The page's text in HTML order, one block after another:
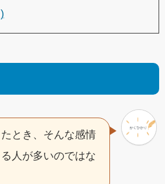
とき、そんな感情
人が多いのではな